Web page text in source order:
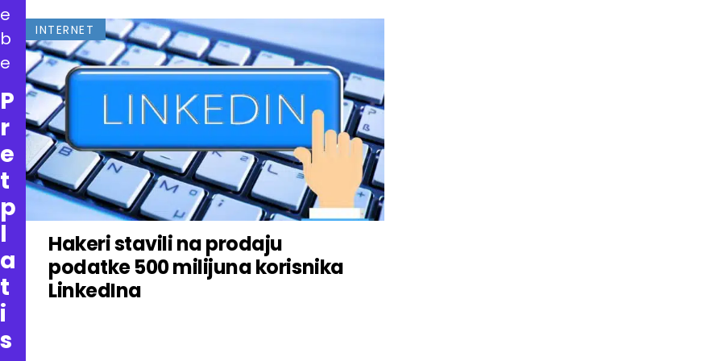
INTERNET
Hakeri stavili na prodaju
podatke 500 milijuna korisnika
LinkedIna
e
b
e
P
r
e
t
p
l
a
t
i
s